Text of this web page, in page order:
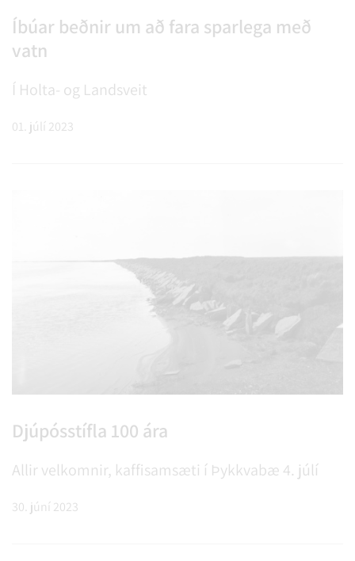
Íbúar beðnir um að fara sparlega með
vatn
Í Holta- og Landsveit
01. júlí 2023
Djúpósstífla 100 ára
Allir velkomnir, kaffisamsæti í Þykkvabæ 4. júlí
30. júní 2023